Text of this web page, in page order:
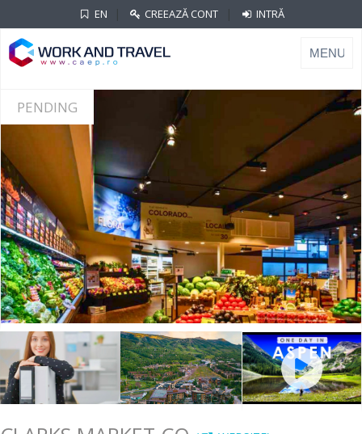
EN CREEAZĂ CONT INTRĂ
PENDING